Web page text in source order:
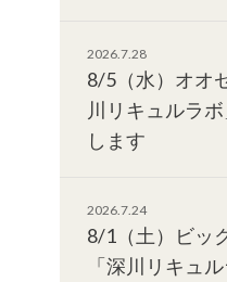
2026.7.28
8/5（水）オオ
川リキュルラ
します
2026.7.24
8/1（土）ビッ
「深川リキュ